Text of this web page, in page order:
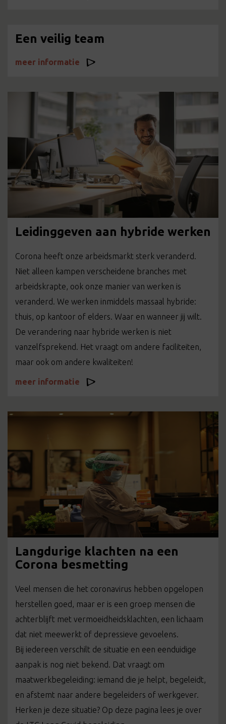
Een veilig team
meer informatie
Leidinggeven aan hybride werken
Corona heeft onze arbeidsmarkt sterk veranderd.
Niet alleen kampen verscheidene branches met
arbeidskrapte, ook onze manier van werken is
veranderd. We werken inmiddels massaal hybride:
thuis, op kantoor of elders. Waar en wanneer jij wilt.
De verandering naar hybride werken is niet
vanzelfsprekend. Het vraagt om andere faciliteiten,
maar ook om andere kwaliteiten!
meer informatie
Langdurige klachten na een
Corona besmetting
Veel mensen die het coronavirus hebben opgelopen
herstellen goed, maar er is een groep mensen die
achterblijft met vermoeidheidsklachten, een lichaam
dat niet meewerkt of depressieve gevoelens.
Bij iedereen verschilt de situatie en een eenduidige
aanpak is nog niet bekend. Dat vraagt om
maatwerkbegeleiding: iemand die je helpt, begeleidt,
en afstemt naar andere begeleiders of werkgever.
Herken je deze situatie? Op deze pagina lees je over